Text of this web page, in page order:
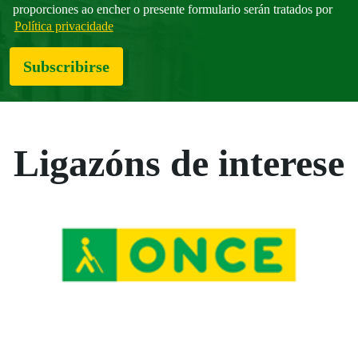
proporciones ao encher o presente formulario serán tratados por
Política privacidade
Subscribirse
Ligazóns de interese